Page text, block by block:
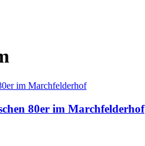
80er im Marchfelderhof